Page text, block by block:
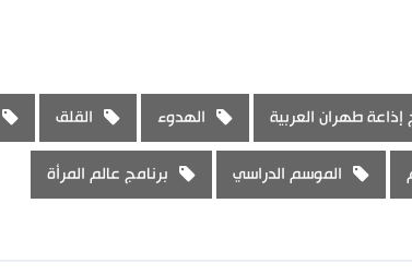
إذاعة طهران العربية الهدوء القلق
الموسم الدراسي برنامج عالم المرأة